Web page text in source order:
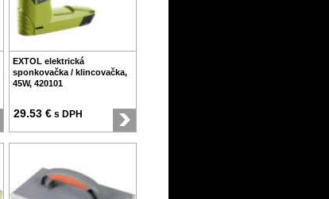
EXTOL elektrická
sponkovačka / klincovačka,
45W, 420101
29.53 € s DPH